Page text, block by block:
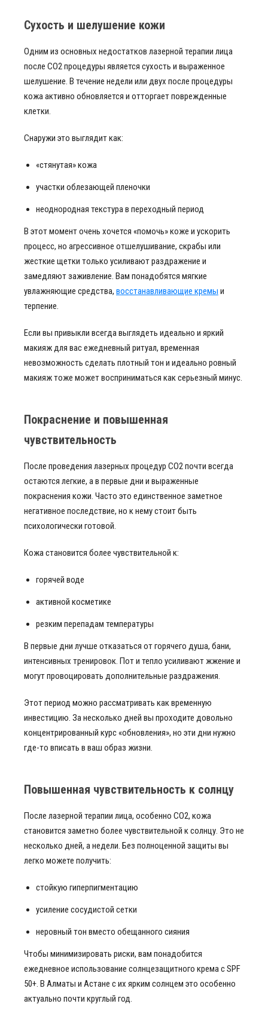
Сухость и шелушение кожи
Одним из основных недостатков лазерной терапии лица
после CO2 процедуры является сухость и выраженное
шелушение. В течение недели или двух после процедуры
кожа активно обновляется и отторгает поврежденные
клетки.
Снаружи это выглядит как:
«стянутая» кожа
участки облезающей пленочки
неоднородная текстура в переходный период
В этот момент очень хочется «помочь» коже и ускорить
процесс, но агрессивное отшелушивание, скрабы или
жесткие щетки только усиливают раздражение и
замедляют заживление. Вам понадобятся мягкие
увлажняющие средства, восстанавливающие кремы и
терпение.
Если вы привыкли всегда выглядеть идеально и яркий
макияж для вас ежедневный ритуал, временная
невозможность сделать плотный тон и идеально ровный
макияж тоже может восприниматься как серьезный минус.
Покраснение и повышенная
чувствительность
После проведения лазерных процедур CO2 почти всегда
остаются легкие, а в первые дни и выраженные
покраснения кожи. Часто это единственное заметное
негативное последствие, но к нему стоит быть
психологически готовой.
Кожа становится более чувствительной к:
горячей воде
активной косметике
резким перепадам температуры
В первые дни лучше отказаться от горячего душа, бани,
интенсивных тренировок. Пот и тепло усиливают жжение и
могут провоцировать дополнительные раздражения.
Этот период можно рассматривать как временную
инвестицию. За несколько дней вы проходите довольно
концентрированный курс «обновления», но эти дни нужно
где-то вписать в ваш образ жизни.
Повышенная чувствительность к солнцу
После лазерной терапии лица, особенно СО2, кожа
становится заметно более чувствительной к солнцу. Это не
несколько дней, а недели. Без полноценной защиты вы
легко можете получить:
стойкую гиперпигментацию
усиление сосудистой сетки
неровный тон вместо обещанного сияния
Чтобы минимизировать риски, вам понадобится
ежедневное использование солнцезащитного крема с SPF
50+. В Алматы и Астане с их ярким солнцем это особенно
актуально почти круглый год.